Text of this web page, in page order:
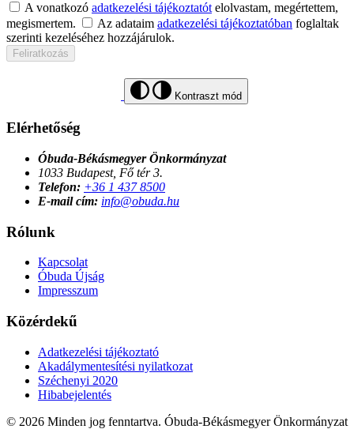
A vonatkozó adatkezelési tájékoztatótelolvastam, megértettem,
megismertem.
Az adataim adatkezelési tájékoztatóban foglaltak
szerinti kezeléséhez hozzájárulok.
Feliratkozás
Kontraszt mód
Elérhetőség
Óbuda-Békásmegyer Önkormányzat
1033 Budapest, Fő tér 3.
Telefon: +36 1 437 8500
E-mail cím: info@obuda.hu
Rólunk
Kapcsolat
Óbuda Újság
Impresszum
Közérdekű
Adatkezelési tájékoztató
Akadálymentesítési nyilatkozat
Széchenyi 2020
Hibabejelentés
© 2026 Minden jog fenntartva. Óbuda-Békásmegyer Önkormányzat